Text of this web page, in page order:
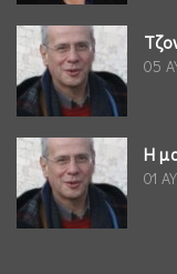
05
Η
01